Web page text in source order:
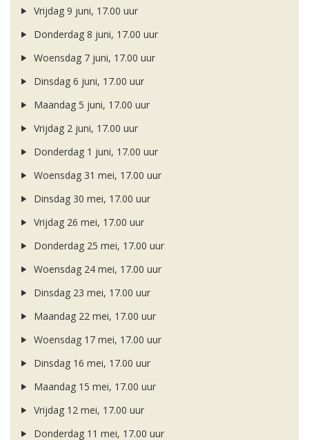
Vrijdag 9 juni, 17.00 uur
Donderdag 8 juni, 17.00 uur
Woensdag 7 juni, 17.00 uur
Dinsdag 6 juni, 17.00 uur
Maandag 5 juni, 17.00 uur
Vrijdag 2 juni, 17.00 uur
Donderdag 1 juni, 17.00 uur
Woensdag 31 mei, 17.00 uur
Dinsdag 30 mei, 17.00 uur
Vrijdag 26 mei, 17.00 uur
Donderdag 25 mei, 17.00 uur
Woensdag 24 mei, 17.00 uur
Dinsdag 23 mei, 17.00 uur
Maandag 22 mei, 17.00 uur
Woensdag 17 mei, 17.00 uur
Dinsdag 16 mei, 17.00 uur
Maandag 15 mei, 17.00 uur
Vrijdag 12 mei, 17.00 uur
Donderdag 11 mei, 17.00 uur